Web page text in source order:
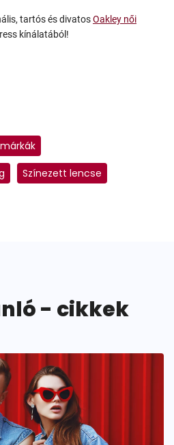
tartós és divatosOakley női
kínálatából!
Színezett lencse
- cikkek